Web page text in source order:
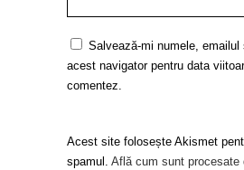
Salvează-mi numele,
acest navigator pentru data
comentez.
Acest site folosește Akismet
spamul. Află cum sunt procesate